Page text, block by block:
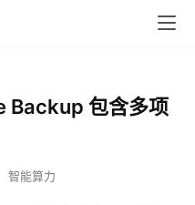
Backup 包含多项
智能算力